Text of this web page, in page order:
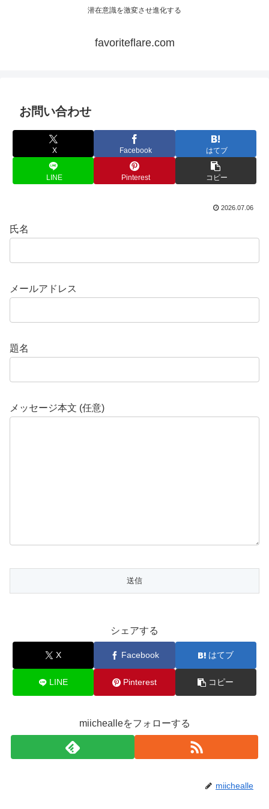
潜在意識を激変させ進化する
favoriteflare.com
お問い合わせ
X Facebook はてブ
LINE Pinterest コピー
2026.07.06
氏名
メールアドレス
題名
メッセージ本文 (任意)
シェアする
X Facebook はてブ
LINE Pinterest コピー
miichealleをフォローする
miichealle